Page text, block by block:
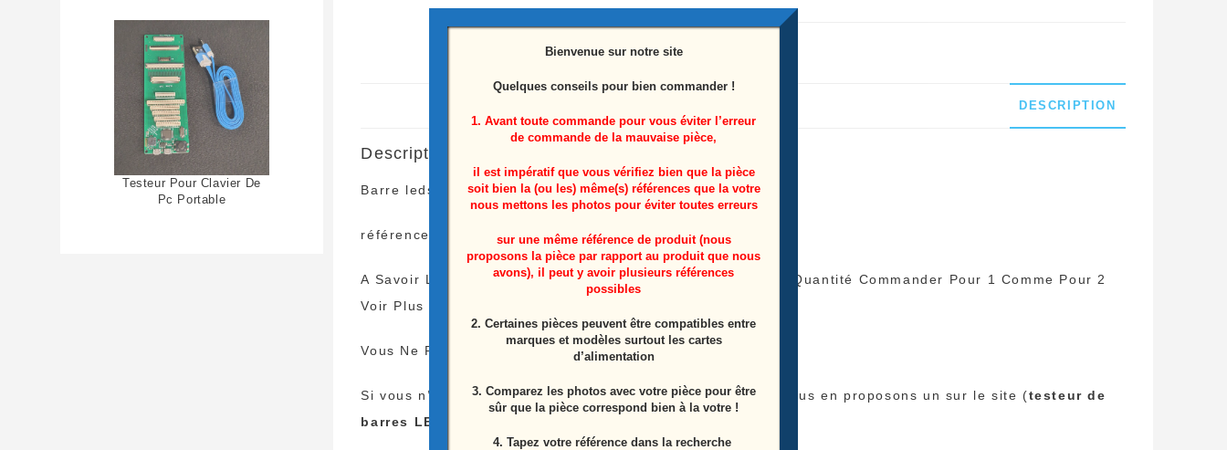
DESCRIPTION
Description
Barre leds télé XiaomiL32M5-5ASP
référence: 4C-LB320T-ZCF
A Savoir Le Tarif De Livraison Est Le Même Peu Importe La Quantité Commander Pour 1 Comme Pour 2
Voir Plus
Vous Ne Payer Qu’une Fois Les Frais De Livraison !
Si vous n’avez pas l’appareil pour tester vos Barres LEDS nous en proposons un sur le site (testeur de
barres LEDS
Testeur Pour Clavier De
Pc Portable
Bienvenue sur notre site
Quelques conseils pour bien commander !
1. Avant toute commande pour vous éviter l’erreur
de commande de la mauvaise pièce,
il est impératif que vous vérifiez bien que la pièce
soit bien la (ou les) même(s) références que la votre
nous mettons les photos pour éviter toutes erreurs
sur une même référence de produit (nous
proposons la pièce par rapport au produit que nous
avons), il peut y avoir plusieurs références
possibles
2. Certaines pièces peuvent être compatibles entre
marques et modèles surtout les cartes
d’alimentation
3. Comparez les photos avec votre pièce pour être
sûr que la pièce correspond bien à la votre !
4. Tapez votre référence dans la recherche